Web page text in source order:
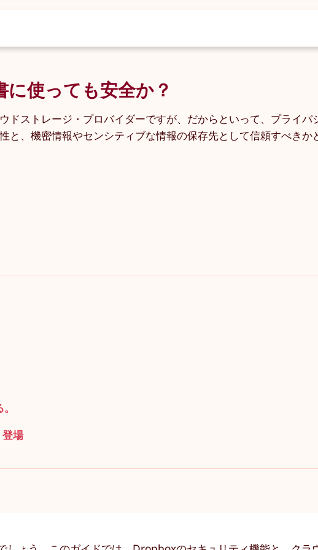
使っても安全か？
ストレージ・プロバイダーですが、だからといって、プライ
、機密情報やセンシティブな情報の保存先として信頼すべきか
場